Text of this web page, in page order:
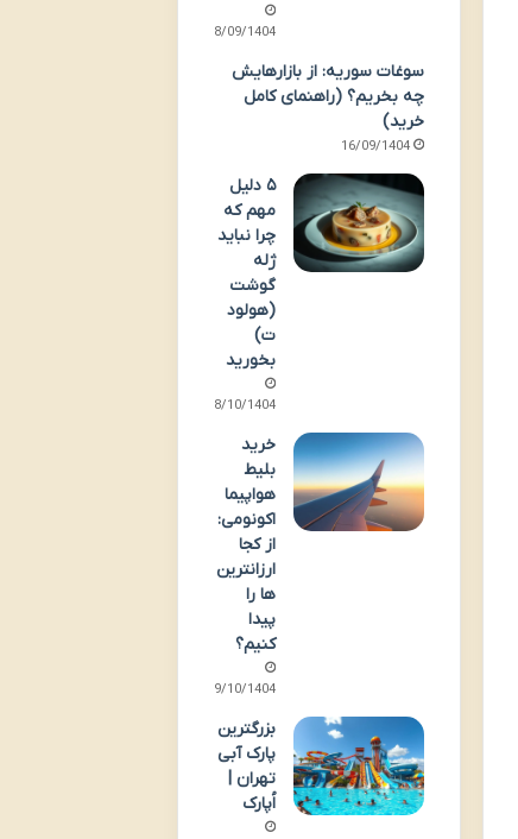
18/09/1404
سوغات سوریه: از بازارهایش
چه بخریم؟ (راهنمای کامل
خرید)
16/09/1404
۵ دلیل
مهم که
چرا نباید
ژله
گوشت
(هولود
ت)
بخورید
08/10/1404
خرید
بلیط
هواپیما
اکونومی:
از کجا
ارزانترین
ها را
پیدا
کنیم؟
09/10/1404
بزرگترین
پارک آبی
تهران |
اُپارک